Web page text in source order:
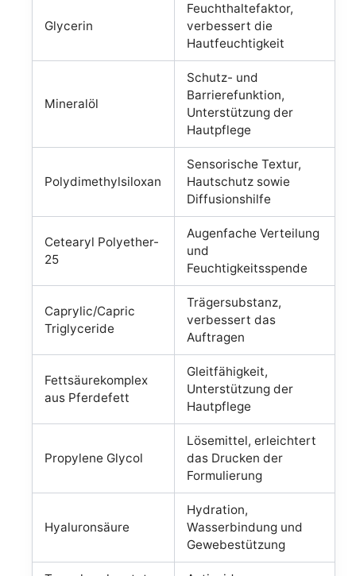
Glycerin
Feuchthaltefaktor,
verbessert die
Hautfeuchtigkeit
Mineralöl
Schutz- und
Barrierefunktion,
Unterstützung der
Hautpflege
Polydimethylsiloxan
Sensorische Textur,
Hautschutz sowie
Diffusionshilfe
Cetearyl Polyether-
25
Augenfache Verteilung
und
Feuchtigkeitsspende
Caprylic/Capric
Triglyceride
Trägersubstanz,
verbessert das
Auftragen
Fettsäurekomplex
aus Pferdefett
Gleitfähigkeit,
Unterstützung der
Hautpflege
Propylene Glycol
Lösemittel, erleichtert
das Drucken der
Formulierung
Hyaluronsäure
Hydration,
Wasserbindung und
Gewebestützung